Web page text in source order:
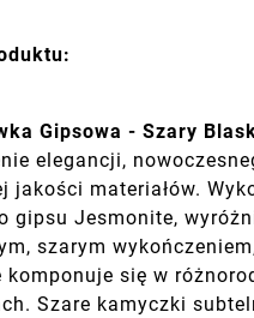
Gipsowa - Szary
elegancji,
jakości materiałów.
gipsu Jesmonite,
szarym
komponuje się w
Szare kamyczki